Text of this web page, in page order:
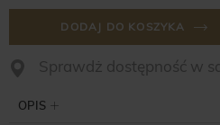
DODAJ DO KOSZYKA
Sprawdż dostępność w
OPIS